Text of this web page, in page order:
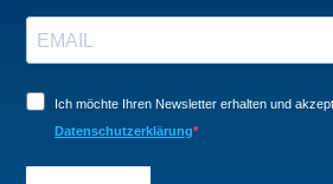
Ich möchte Ihren Newsletter erhalten und
Datenschutzerklärung